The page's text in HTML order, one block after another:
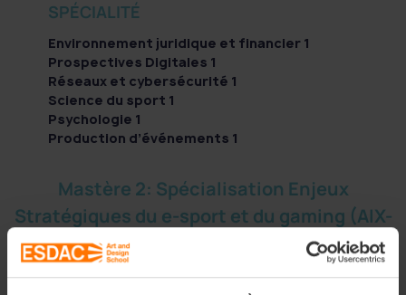
SPÉCIALITÉ
Environnement juridique et financier 1
Prospectives Digitales 1
Réseaux et cybersécurité 1
Science du sport 1
Psychologie 1
Production d’événements 1
Mastère 2: Spécialisation Enjeux
Stratégiques du e-sport et du gaming (AIX-
EN-PROVENCE et PARIS)